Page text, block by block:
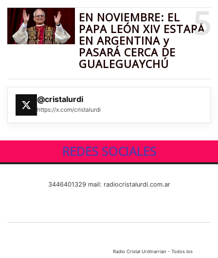
5
EN NOVIEMBRE: EL
PAPA LEÓN XIV ESTARÁ
EN ARGENTINA y
PASARÁ CERCA DE
GUALEGUAYCHÚ
@cristalurdi
https://x.com/cristalurdi
REDES SOCIALES
3446401329 mail: radiocristalurdi.com.ar
Radio Cristal Urdinarrian - Todos los